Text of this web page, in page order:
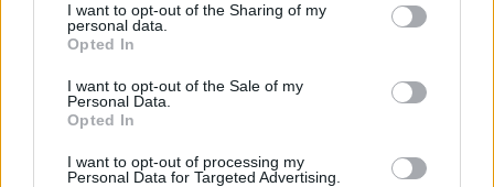
I want to opt-out of the Sharing of my
personal data.
Opted In
I want to opt-out of the Sale of my
Personal Data.
Opted In
I want to opt-out of processing my
Personal Data for Targeted Advertising.
Motorbåtdefilering i Risør